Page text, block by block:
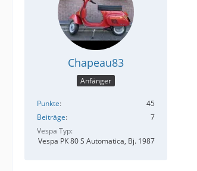
Chapeau83
Anfänger
Punkte
45
Beiträge
7
Vespa Typ
Vespa PK 80 S Automatica, Bj. 1987